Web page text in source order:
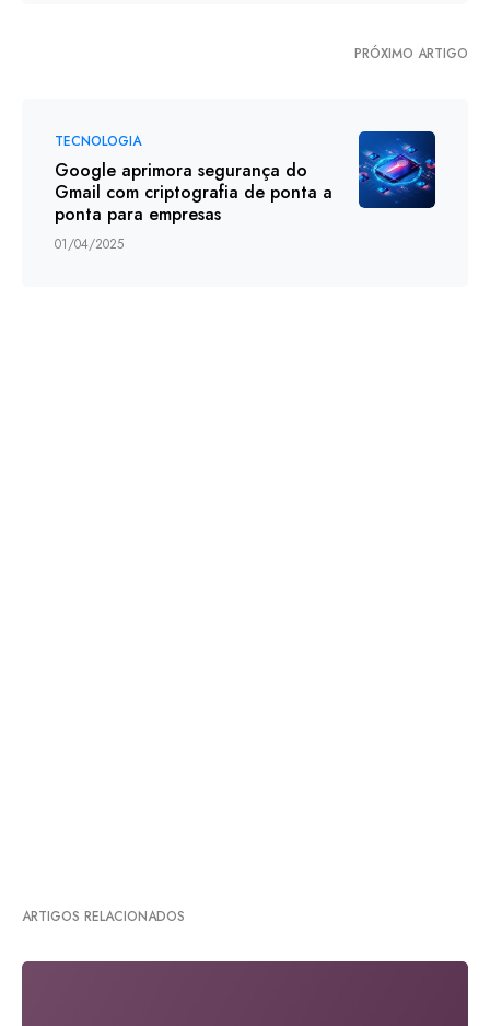
PRÓXIMO ARTIGO
TECNOLOGIA
Google aprimora segurança do
Gmail com criptografia de ponta a
ponta para empresas
01/04/2025
ARTIGOS RELACIONADOS